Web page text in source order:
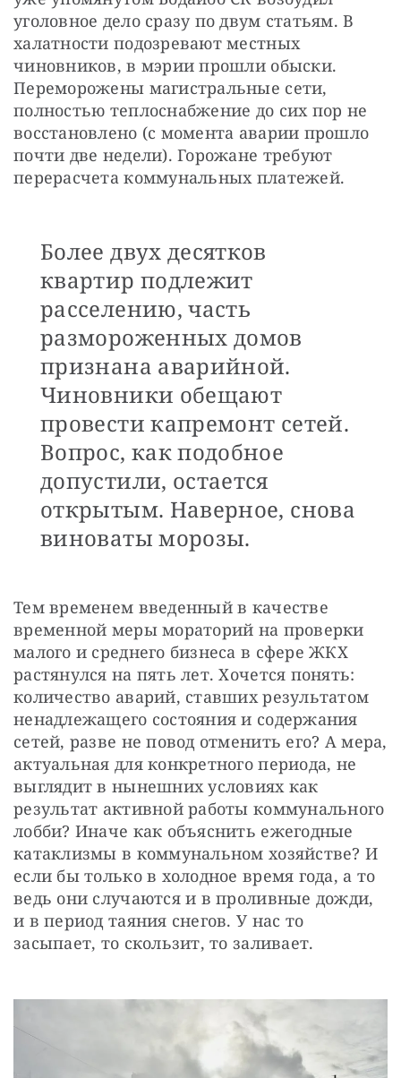
уголовное дело сразу по двум статьям. В
халатности подозревают местных
чиновников, в мэрии прошли обыски.
Переморожены магистральные сети,
полностью теплоснабжение до сих пор не
восстановлено (с момента аварии прошло
почти две недели). Горожане требуют
перерасчета коммунальных платежей.
Более двух десятков
квартир подлежит
расселению, часть
размороженных домов
признана аварийной.
Чиновники обещают
провести капремонт сетей.
Вопрос, как подобное
допустили, остается
открытым. Наверное, снова
виноваты морозы.
Тем временем введенный в качестве
временной меры мораторий на проверки
малого и среднего бизнеса в сфере ЖКХ
растянулся на пять лет. Хочется понять:
количество аварий, ставших результатом
ненадлежащего состояния и содержания
сетей, разве не повод отменить его? А мера,
актуальная для конкретного периода, не
выглядит в нынешних условиях как
результат активной работы коммунального
лобби? Иначе как объяснить ежегодные
катаклизмы в коммунальном хозяйстве? И
если бы только в холодное время года, а то
ведь они случаются и в проливные дожди,
и в период таяния снегов. У нас то
засыпает, то скользит, то заливает.